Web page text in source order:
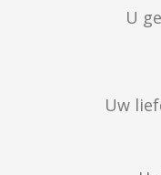
U
Uw